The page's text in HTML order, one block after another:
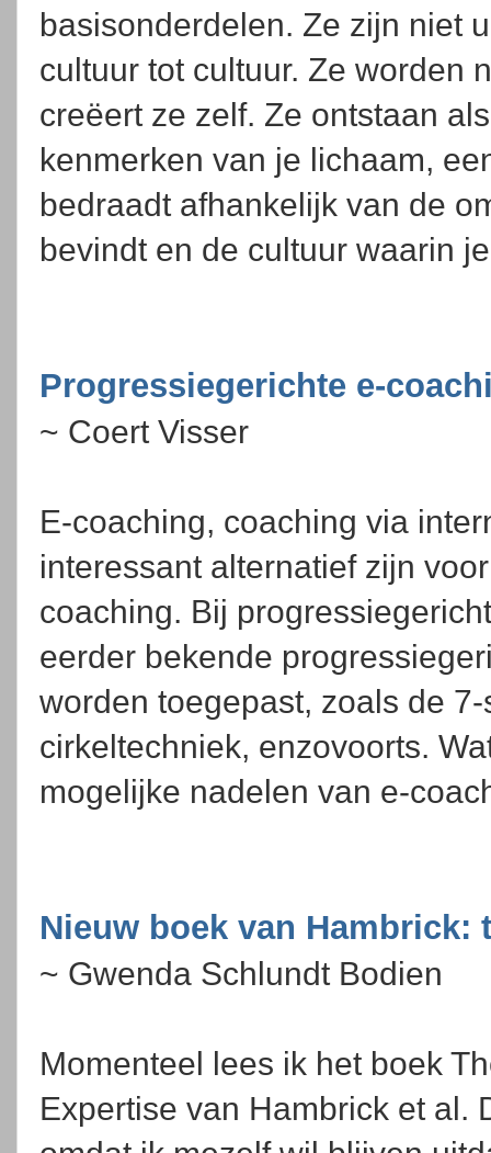
basisonderdelen. Ze zijn niet
cultuur tot cultuur. Ze worden
creëert ze zelf. Ze ontstaan
kenmerken van je lichaam,
bedraadt afhankelijk van de
bevindt en de cultuur waarin
Progressiegerichte e-
~ Coert Visser
E-coaching, coaching via
interessant alternatief zijn
coaching. Bij
eerder bekende
worden toegepast, zoals de
cirkeltechniek, enzovoorts.
mogelijke nadelen van e-
Nieuw boek van Hambrick:
~ Gwenda Schlundt Bodien
Momenteel lees ik het boek
Expertise van Hambrick et al.